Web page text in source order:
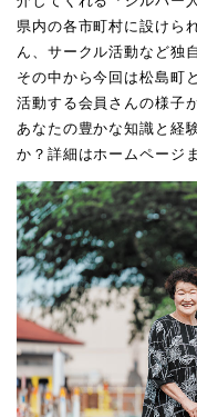
県内の各市町村に設けら
ん、サークル活動など独
その中から今回は松島町
活動する会員さんの様子
あなたの豊かな知識と経
か？詳細はホームページ